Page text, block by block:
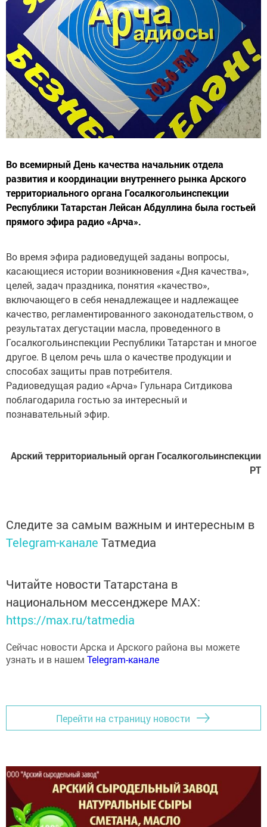
развития и координации внутреннего рынка Арского
территориального органа Госалкогольинспекции
Республики Татарстан Лейсан Абдуллина была гостьей
прямого эфира радио «Арча».
касающиеся истории возникновения «Дня качества»,
целей, задач праздника, понятия «качество»,
включающего в себя ненадлежащее и надлежащее
качество, регламентированного законодательством, о
результатах дегустации масла, проведенного в
Госалкогольинспекции Республики Татарстан и многое
другое. В целом речь шла о качестве продукции и
способах защиты прав потребителя.
Радиоведущая радио «Арча» Гульнара Ситдикова
поблагодарила гостью за интересный и
познавательный эфир.
РТ
Telegram-каналеТатмедиа
Читайте новости Татарстана в
национальном мессенджере MАХ:
https://max.ru/tatmedia
узнать и в нашемTelegram-канале
Перейти на страницу новости